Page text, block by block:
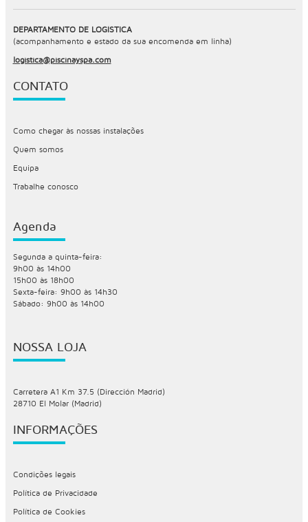
DEPARTAMENTO DE LOGÍSTICA
(acompanhamento e estado da sua encomenda em linha)
logistica@piscinayspa.com
CONTATO
Como chegar às nossas instalações
Quem somos
Equipa
Trabalhe conosco
Agenda
Segunda a quinta-feira:
9h00 às 14h00
15h00 às 18h00
Sexta-feira: 9h00 às 14h30
Sábado: 9h00 às 14h00
NOSSA LOJA
Carretera A1 Km 37.5 (Dirección Madrid)
28710 El Molar (Madrid)
INFORMAÇÕES
Condições legais
Política de Privacidade
Política de Cookies